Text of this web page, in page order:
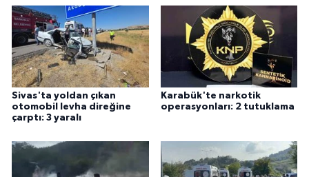
Sivas'ta yoldan çıkan
otomobil levha direğine
çarptı: 3 yaralı
Karabük'te narkotik
operasyonları: 2 tutuklama